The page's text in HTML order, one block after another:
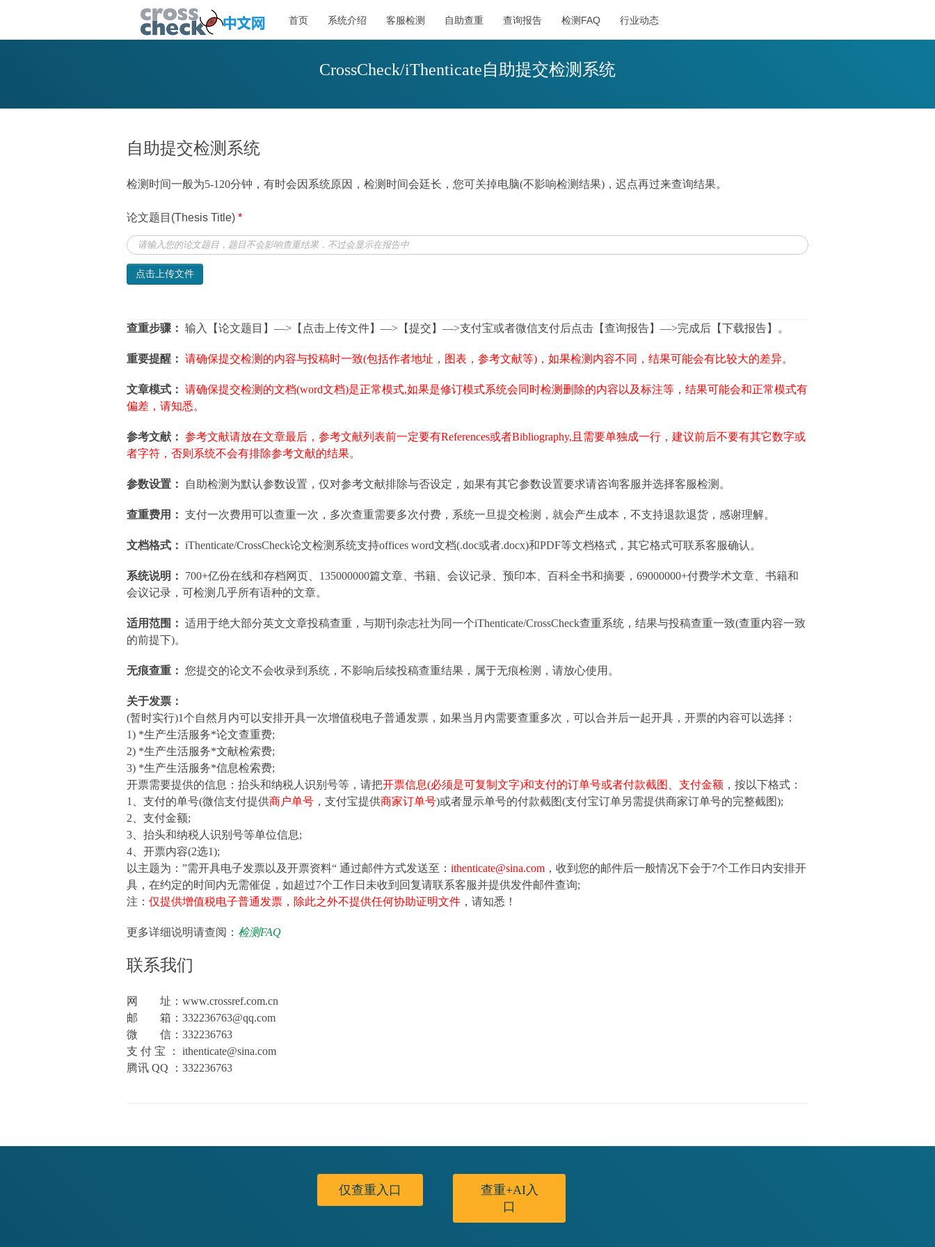
首页 系统介绍 客服检测 自助查重 查询报告 检测FAQ 行业动态
CrossCheck/iThenticate自助提交检测系统
自助提交检测系统
检测时间一般为5-120分钟，有时会因系统原因，检测时间会廷长，您可关掉电脑(不影响检测结果)，迟点再过来查询结果。
论文题目(Thesis Title) *
点击上传文件
查重步骤： 输入【论文题目】—>【点击上传文件】—>【提交】—>支付宝或者微信支付后点击【查询报告】—>完成后【下载报告】。
重要提醒： 请确保提交检测的内容与投稿时一致(包括作者地址，图表，参考文献等)，如果检测内容不同，结果可能会有比较大的差异。
文章模式： 请确保提交检测的文档(word文档)是正常模式,如果是修订模式系统会同时检测删除的内容以及标注等，结果可能会和正常模式有
偏差，请知悉。
参考文献： 参考文献请放在文章最后，参考文献列表前一定要有References或者Bibliography,且需要单独成一行，建议前后不要有其它数字或
者字符，否则系统不会有排除参考文献的结果。
参数设置： 自助检测为默认参数设置，仅对参考文献排除与否设定，如果有其它参数设置要求请咨询客服并选择客服检测。
查重费用： 支付一次费用可以查重一次，多次查重需要多次付费，系统一旦提交检测，就会产生成本，不支持退款退货，感谢理解。
文档格式： iThenticate/CrossCheck论文检测系统支持offices word文档(.doc或者.docx)和PDF等文档格式，其它格式可联系客服确认。
系统说明：
700+亿份在线和存档网页、135000000篇文章、书籍、会议记录、预印本、百科全书和摘要，69000000+付费学术文章、书籍和
会议记录，可检测几乎所有语种的文章。
适用范围： 适用于绝大部分英文文章投稿查重，与期刊杂志社为同一个iThenticate/CrossCheck查重系统，结果与投稿查重一致(查重内容一致
的前提下)。
无痕查重： 您提交的论文不会收录到系统，不影响后续投稿查重结果，属于无痕检测，请放心使用。
关于发票：
(暂时实行)1个自然月内可以安排开具一次增值税电子普通发票，如果当月内需要查重多次，可以合并后一起开具，开票的内容可以选择：
1) *生产生活服务*论文查重费;
2) *生产生活服务*文献检索费;
3) *生产生活服务*信息检索费;
开票需要提供的信息：抬头和纳税人识别号等，请把开票信息(必须是可复制文字)和支付的订单号或者付款截图、支付金额 ，按以下格式：
1、支付的单号(微信支付提供商户单号 ，支付宝提供商家订单号)或者显示单号的付款截图(支付宝订单另需提供商家订单号的完整截图);
2、支付金额;
3、抬头和纳税人识别号等单位信息;
4、开票内容(2选1);
以主题为：”需开具电子发票以及开票资料“ 通过邮件方式发送至： ithenticate@sina.com ，收到您的邮件后一般情况下会于7个工作日内安排开
具，在约定的时间内无需催促，如超过7个工作日未收到回复请联系客服并提供发件邮件查询;
注： 仅提供增值税电子普通发票，除此之外不提供任何协助证明文件 ，请知悉！
更多详细说明请查阅： 检测FAQ
联系我们
网 址：www.crossref.com.cn
邮 箱：332236763@qq.com
微 信：332236763
支 付 宝 ： ithenticate@sina.com
腾讯 QQ ：332236763
仅查重入口
查重+AI入
口